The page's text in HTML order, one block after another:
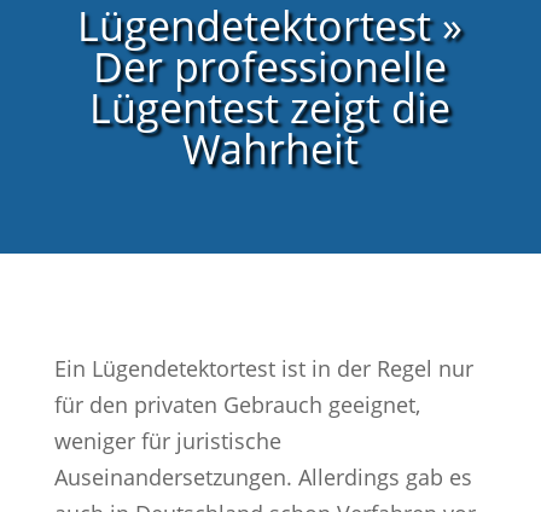
Lügendetektortest »
Der professionelle
Lügentest zeigt die
Wahrheit
Ein Lügendetektortest ist in der Regel nur
für den privaten Gebrauch geeignet,
weniger für juristische
Auseinandersetzungen. Allerdings gab es